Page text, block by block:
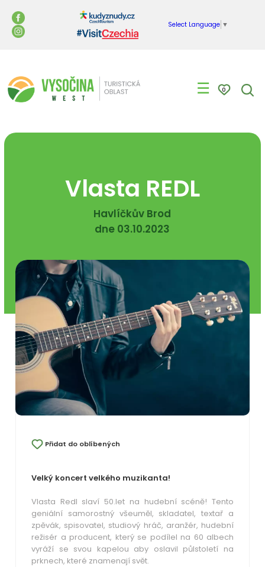
Select Language ▼
☰ 0
Vlasta REDL
Havlíčkův Brod
dne 03.10.2023
Přidat do oblíbených
Velký koncert velkého muzikanta!
Vlasta Redl slaví 50.let na hudební scéně! Tento
geniální samorostný všeuměl, skladatel, textař a
zpěvák, spisovatel, studiový hráč, aranžér, hudební
režisér a producent, který se podílel na 60 albech
vyráží se svou kapelou aby oslavil půlstoletí na
prknech, které znamenají svět.